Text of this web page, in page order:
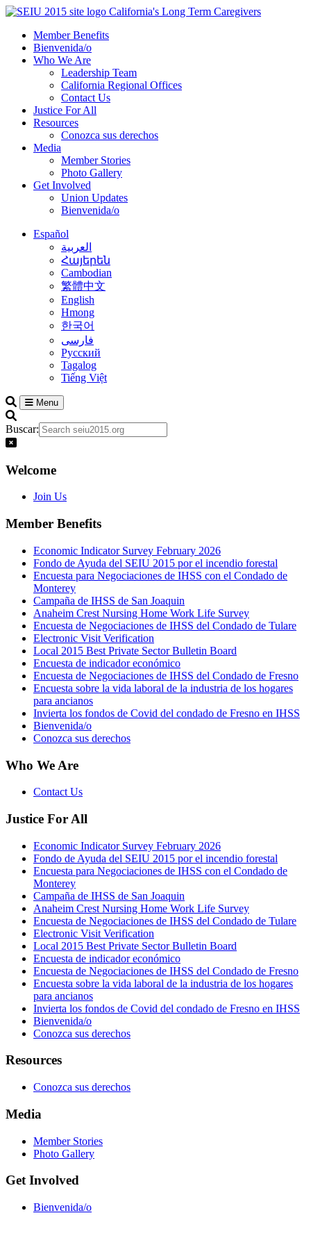
Skip
content
California's Long Term Caregivers
Member Benefits
Bienvenida/o
Who We Are
Leadership Team
California Regional Offices
Contact Us
Justice For All
Resources
Conozca sus derechos
Media
Member Stories
Photo Gallery
Get Involved
Union Updates
Bienvenida/o
Español
العربية
Հայերեն
Cambodian
繁體中文
English
Hmong
한국어
فارسی
Русский
Tagalog
Tiếng Việt
Menu
Buscar:
Welcome
Join Us
Member Benefits
Economic Indicator Survey February 2026
Fondo de Ayuda del SEIU 2015 por el incendio forestal
Encuesta para Negociaciones de IHSS con el Condado de
Monterey
Campaña de IHSS de San Joaquin
Anaheim Crest Nursing Home Work Life Survey
Encuesta de Negociaciones de IHSS del Condado de Tulare
Electronic Visit Verification
Local 2015 Best Private Sector Bulletin Board
Encuesta de indicador económico
Encuesta de Negociaciones de IHSS del Condado de Fresno
Encuesta sobre la vida laboral de la industria de los hogares
para ancianos
Invierta los fondos de Covid del condado de Fresno en IHSS
Bienvenida/o
Conozca sus derechos
Who We Are
Contact Us
Justice For All
Economic Indicator Survey February 2026
Fondo de Ayuda del SEIU 2015 por el incendio forestal
Encuesta para Negociaciones de IHSS con el Condado de
Monterey
Campaña de IHSS de San Joaquin
Anaheim Crest Nursing Home Work Life Survey
Encuesta de Negociaciones de IHSS del Condado de Tulare
Electronic Visit Verification
Local 2015 Best Private Sector Bulletin Board
Encuesta de indicador económico
Encuesta de Negociaciones de IHSS del Condado de Fresno
Encuesta sobre la vida laboral de la industria de los hogares
para ancianos
Invierta los fondos de Covid del condado de Fresno en IHSS
Bienvenida/o
Conozca sus derechos
Resources
Conozca sus derechos
Media
Member Stories
Photo Gallery
Get Involved
Bienvenida/o